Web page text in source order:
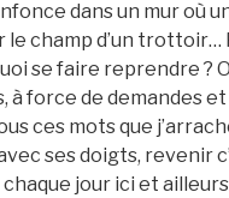
dans un mur où
le champ d’un trottoir…
se faire reprendre ?
à force de demandes
ces mots que
ses doigts, revenir
jour ici et